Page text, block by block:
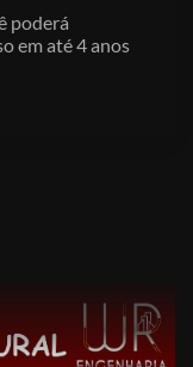
poderá
em até 4 anos